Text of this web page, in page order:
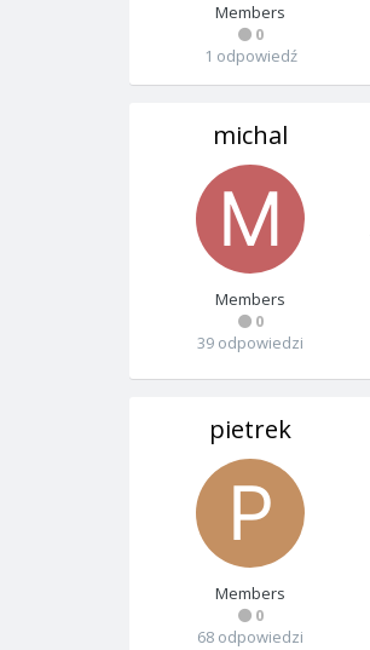
Members
0
1 odpowiedź
michal
Members
0
39 odpowiedzi
pietrek
Members
0
68 odpowiedzi